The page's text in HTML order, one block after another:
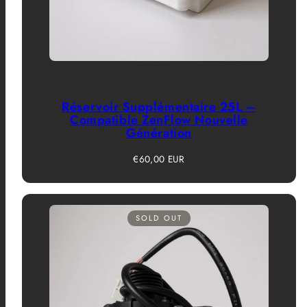
Réservoir Supplémentaire 25L –
Compatible ZenFlow Nouvelle
Génération
Prix
€60,00 EUR
SOLD OUT